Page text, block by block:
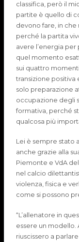
classifica, però il
partite è quello di
devono fare, in
perché la partita
avere l’energia
quel momento
sui quattro
transizione positiva
solo preparazione
occupazione degli
formativa, perché
qualcosa più
Lei è sempre stato
anche grazie alla
Piemonte e VdA
nel calcio
violenza, fisica e
come si possono
“L’allenatore in
essere un modello.
riuscissero a